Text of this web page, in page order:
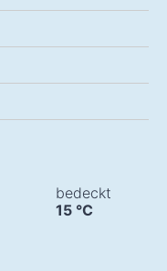
bedeckt
15 °C